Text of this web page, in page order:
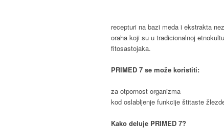
recepturi na bazi meda i ekstrakta
oraha koji su u tradicionalnoj
fitosastojaka.
PRIMED 7 se može koristiti:
za otpornost organizma
kod oslabljenje funkcije štitaste
Kako deluje PRIMED 7?